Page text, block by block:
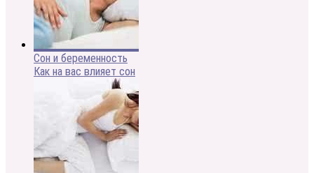
Сон и беременность
Как на вас влияет сон